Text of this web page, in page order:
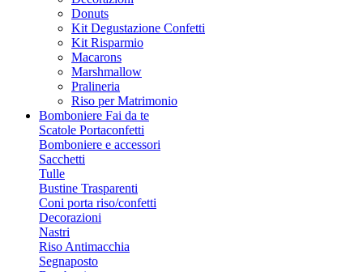
Donuts
Kit Degustazione Confetti
Kit Risparmio
Macarons
Marshmallow
Pralineria
Riso per Matrimonio
Bomboniere Fai da te
Scatole Portaconfetti
Bomboniere e accessori
Sacchetti
Tulle
Bustine Trasparenti
Coni porta riso/confetti
Decorazioni
Nastri
Riso Antimacchia
Segnaposto